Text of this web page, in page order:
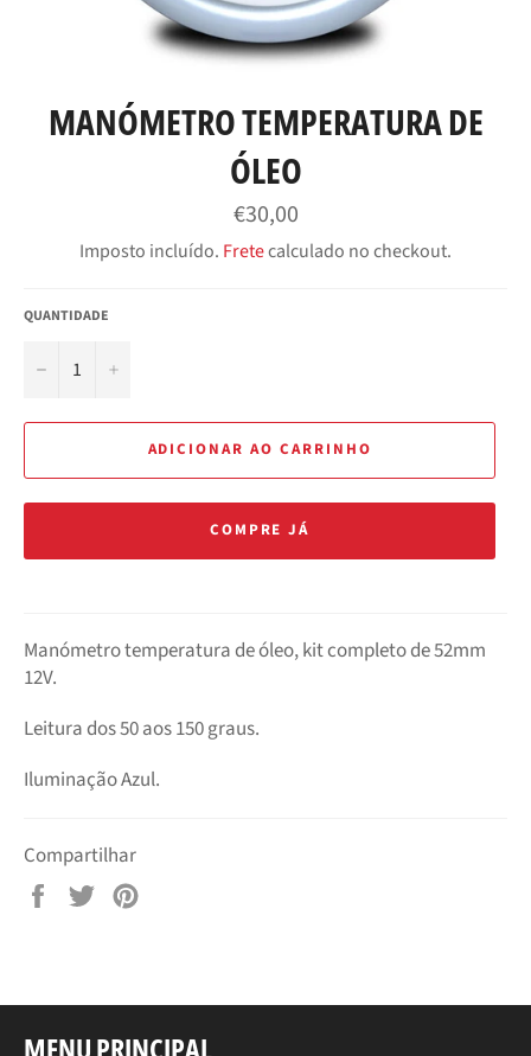
MANÓMETRO TEMPERATURA DE
ÓLEO
Preço
normal
€30,00
Imposto incluído. Fretecalculado no checkout.
QUANTIDADE
− +
ADICIONAR AO CARRINHO
COMPRE JÁ
Manómetro temperatura de óleo, kit completo de 52mm
12V.
Leitura dos 50 aos 150 graus.
Iluminação Azul.
Compartilhar
Compartilhar
Tuitar
MENU PRINCIPAL